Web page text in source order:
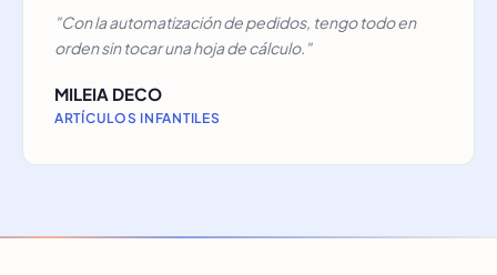
"Con la automatización de pedidos, tengo todo en
orden sin tocar una hoja de cálculo."
MILEIA DECO
ARTÍCULOS INFANTILES